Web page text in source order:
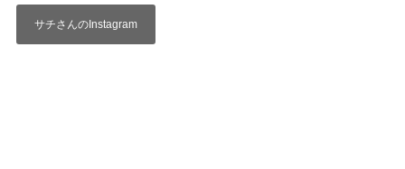
サチさんのInstagram